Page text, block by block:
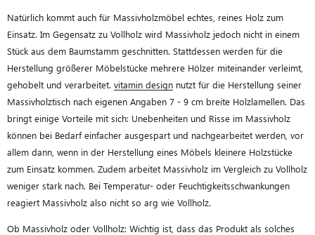
Natürlich kommt auch für Massivholzmöbel echtes, reines Holz zum
Einsatz. Im Gegensatz zu Vollholz wird Massivholz jedoch nicht in einem
Stück aus dem Baumstamm geschnitten. Stattdessen werden für die
Herstellung größerer Möbelstücke mehrere Hölzer miteinander verleimt,
gehobelt und verarbeitet. vitamin design nutzt für die Herstellung seiner
Massivholztisch nach eigenen Angaben 7 - 9 cm breite Holzlamellen. Das
bringt einige Vorteile mit sich: Unebenheiten und Risse im Massivholz
können bei Bedarf einfacher ausgespart und nachgearbeitet werden, vor
allem dann, wenn in der Herstellung eines Möbels kleinere Holzstücke
zum Einsatz kommen. Zudem arbeitet Massivholz im Vergleich zu Vollholz
weniger stark nach. Bei Temperatur- oder Feuchtigkeitsschwankungen
reagiert Massivholz also nicht so arg wie Vollholz.
Ob Massivholz oder Vollholz: Wichtig ist, dass das Produkt als solches